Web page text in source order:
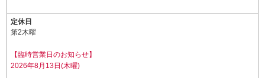
定休日
第2木曜
【臨時営業日のお知らせ】
2026年8月13日(木曜)